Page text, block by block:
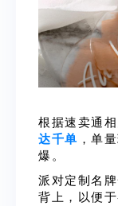
根据速卖通
达千单 ，单
爆。
派对定制名
背上，以便